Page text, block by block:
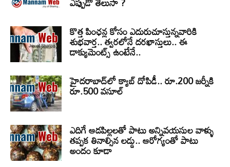
కొత్త పింఛన్ల కోసం ఎదురుచూస్తున్నవారికి
శుభవార్త.. త్వరలోనే దరఖాస్తులు.. ఈ
డాక్యుమెంట్స్ ఉంటేనే..
హైదరాబాద్‌లో క్యాబ్‌ దోపిడీ.. రూ.200 జర్నీకి
రూ.500 వసూల్
ఎదిగే ఆడపిల్లలతో పాటు అన్నివయసుల వాళ్ళు
తప్పక తినాల్సిన లడ్డు.. ఆరోగ్యంతో పాటు
అందం కూడా